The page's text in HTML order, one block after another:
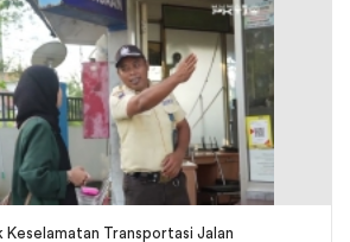
Keselamatan Transportasi Jalan